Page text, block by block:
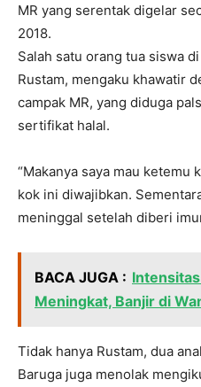
MR yang serentak digelar
2018.
Salah satu orang tua siswa
Rustam, mengaku khawatir
campak MR, yang diduga
sertifikat halal.
“Makanya saya mau ketemu
kok ini diwajibkan.
meninggal setelah diberi
BACA JUGA :
Meningkat, Banjir di
Tidak hanya Rustam, dua
Baruga juga menolak